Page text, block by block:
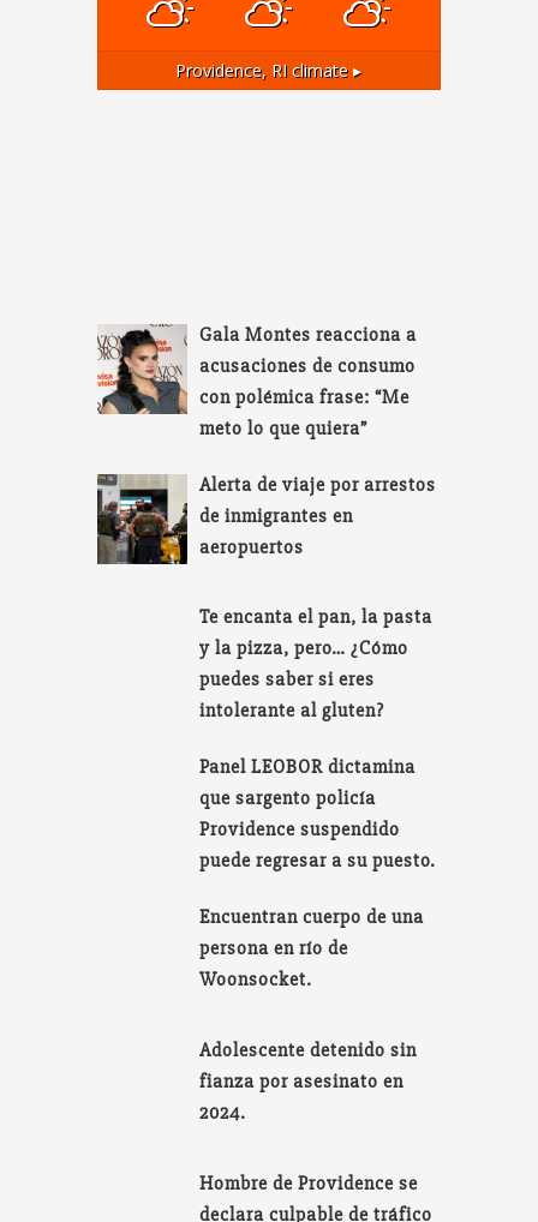
Providence, RI climate ▸
Gala Montes reacciona a
acusaciones de consumo
con polémica frase: “Me
meto lo que quiera”
Alerta de viaje por arrestos
de inmigrantes en
aeropuertos
Te encanta el pan, la pasta
y la pizza, pero… ¿Cómo
puedes saber si eres
intolerante al gluten?
Panel LEOBOR dictamina
que sargento policía
Providence suspendido
puede regresar a su puesto.
Encuentran cuerpo de una
persona en río de
Woonsocket.
Adolescente detenido sin
fianza por asesinato en
2024.
Hombre de Providence se
declara culpable de tráfico